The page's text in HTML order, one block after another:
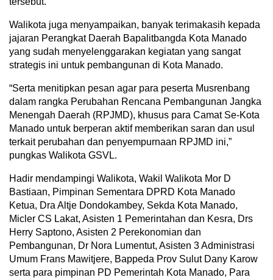
Walikota juga menyampaikan, banyak terimakasih kepada
jajaran Perangkat Daerah Bapalitbangda Kota Manado
yang sudah menyelenggarakan kegiatan yang sangat
strategis ini untuk pembangunan di Kota Manado.
“Serta menitipkan pesan agar para peserta Musrenbang
dalam rangka Perubahan Rencana Pembangunan Jangka
Menengah Daerah (RPJMD), khusus para Camat Se-Kota
Manado untuk berperan aktif memberikan saran dan usul
terkait perubahan dan penyempurnaan RPJMD ini,”
pungkas Walikota GSVL.
Hadir mendampingi Walikota, Wakil Walikota Mor D
Bastiaan, Pimpinan Sementara DPRD Kota Manado
Ketua, Dra Altje Dondokambey, Sekda Kota Manado,
Micler CS Lakat, Asisten 1 Pemerintahan dan Kesra, Drs
Herry Saptono, Asisten 2 Perekonomian dan
Pembangunan, Dr Nora Lumentut, Asisten 3 Administrasi
Umum Frans Mawitjere, Bappeda Prov Sulut Dany Karow
serta para pimpinan PD Pemerintah Kota Manado, Para